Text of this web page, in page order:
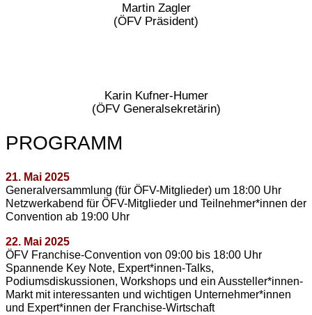
Martin Zagler
(ÖFV Präsident)
Karin Kufner-Humer
(ÖFV Generalsekretärin)
PROGRAMM
21. Mai 2025
Generalversammlung (für ÖFV-Mitglieder) um 18:00 Uhr
Netzwerkabend für ÖFV-Mitglieder und Teilnehmer*innen der
Convention ab 19:00 Uhr
22. Mai 2025
ÖFV Franchise-Convention von 09:00 bis 18:00 Uhr
Spannende Key Note, Expert*innen-Talks,
Podiumsdiskussionen, Workshops und ein Aussteller*innen-
Markt mit interessanten und wichtigen Unternehmer*innen
und Expert*innen der Franchise-Wirtschaft